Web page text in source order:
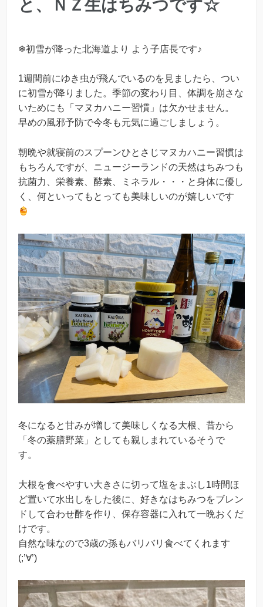
と、ＮＺ生はちみつです☆
❄初雪が降った北海道より よう子店長です♪
1週間前にゆき虫が飛んでいるのを見ましたら、つい
に初雪が降りました。季節の変わり目、体調を崩さな
いためにも「マヌカハニー習慣」は欠かせません。
早めの風邪予防で今冬も元気に過ごしましょう。
朝晩や就寝前のスプーンひとさじマヌカハニー習慣は
もちろんですが、ニュージーランドの天然はちみつも
抗菌力、栄養素、酵素、ミネラル・・・と身体に優し
く、何といってもとっても美味しいのが嬉しいです
冬になると甘みが増して美味しくなる大根、昔から
「冬の薬膳野菜」としても親しまれているそうで
す。
大根を食べやすい大きさに切って塩をまぶし1時間ほ
ど置いて水出しをした後に、好きなはちみつをブレン
ドして合わせ酢を作り、保存容器に入れて一晩おくだ
けです。
自然な味なので3歳の孫もバリバリ食べてくれます
(;’∀’)